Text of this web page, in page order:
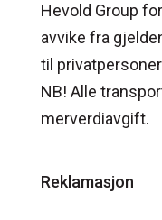
Hevold Group
avvike fra
til
NB! Alle
merverdiavgift.
Reklamasjon